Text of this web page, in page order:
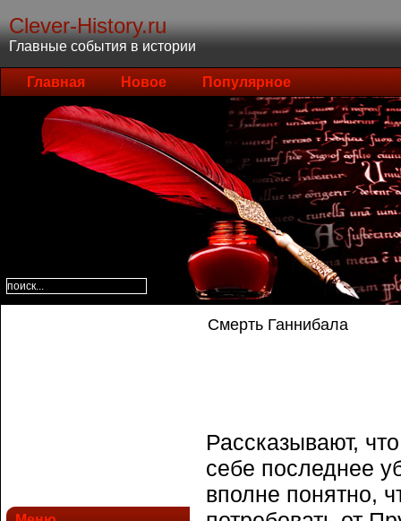
Clever-History.ru
Главные события в истории
Главная Новое Популярное
Смерть Ганнибала
Рассказывают,
себе последнее
вполне понятно,